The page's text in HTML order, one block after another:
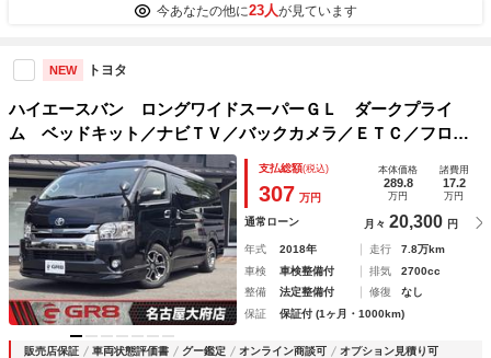
今あなたの他に23人が見ています
NEW トヨタ
ハイエースバン ロングワイドスーパーＧＬ ダークプライ
ム ベッドキット／ナビＴＶ／バックカメラ／ＥＴＣ／フロン
トスポイラー／社外アルミ／ローダウン／両側パワスラ／フリ
ップダウンモニター／ＬＥＤヘッドライト／セーフティセンス
／スマートキー
支払総額(税込)
307 万円
本体価格
289.8
万円
諸費用
17.2
万円
通常ローン 月々 20,300 円
年式 2018年 走行
7.8万km
車検
車検整備付 排気
2700cc
整備
法定整備付 修復
なし
保証
保証付 (1ヶ月・1000km)
販売店保証 車両状態評価書 グー鑑定 オンライン商談可
オプション見積り可